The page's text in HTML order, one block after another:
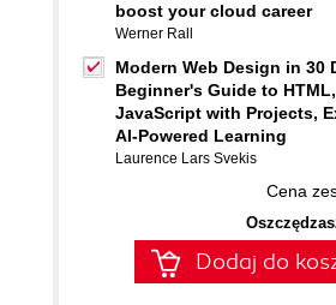
boost your cloud career
Werner Rall
Modern Web Design in 30
Beginner's Guide to
JavaScript with Projects,
AI-Powered Learning
Laurence Lars Svekis
Cena
Dodaj do